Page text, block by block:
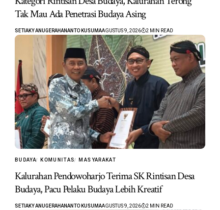
Tak Mau Ada Penetrasi Budaya Asing
SETIAKY ANUGERAHANANTO KUSUMAAGUSTUS 9, 2026 2 MIN READ
BUDAYA KOMUNITAS MASYARAKAT
Kalurahan Pendowoharjo Terima SK Rintisan Desa
Budaya, Pacu Pelaku Budaya Lebih Kreatif
SETIAKY ANUGERAHANANTO KUSUMAAGUSTUS 9, 2026 2 MIN READ